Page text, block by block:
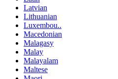
Latvian
Lithuanian
Luxembou..
Macedonian
Malagasy
Malay
Malayalam
Maltese